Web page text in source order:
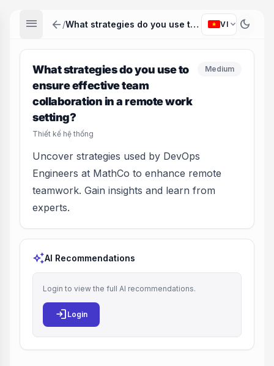
menu arrow_back / What strategies do you use to ensure effective team collaboration in a remote work setting? VI expand_more dark_mode
What strategies do you use to
ensure effective team
collaboration in a remote work
setting?
Thiết kế hệ thống
Medium
Uncover strategies used by DevOps
Engineers at MathCo to enhance remote
teamwork. Gain insights and learn from
experts.
auto_awesomeAI Recommendations
Login to view the full AI recommendations.
login Login